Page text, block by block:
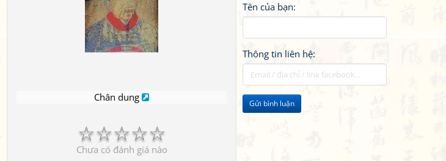
Tên của bạn:
Thông tin liên hệ:
Gửi bình luận
Chân dung
☆
☆
☆
☆
☆
Chưa có đánh giá nào